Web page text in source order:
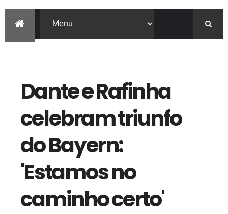
Dante e Rafinha
celebram triunfo
do Bayern:
'Estamos no
caminho certo'